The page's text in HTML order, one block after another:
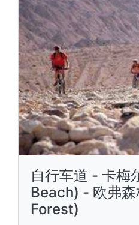
自行车道 - 卡梅
Beach) - 欧弗
Forest)